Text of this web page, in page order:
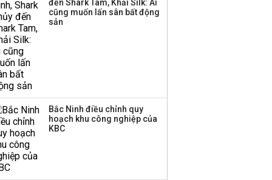
đến Shark Tam, Khải Silk: Ai
cũng muốn lấn sân bất động
sản
Bắc Ninh điều chỉnh quy
hoạch khu công nghiệp của
KBC